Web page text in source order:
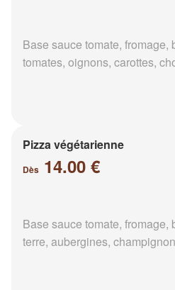
Base sauce tomate, fromage,
tomates, oignons, carottes,
Pizza végétarienne
Dès 14.00 €
Base sauce tomate, fromage,
terre, aubergines,